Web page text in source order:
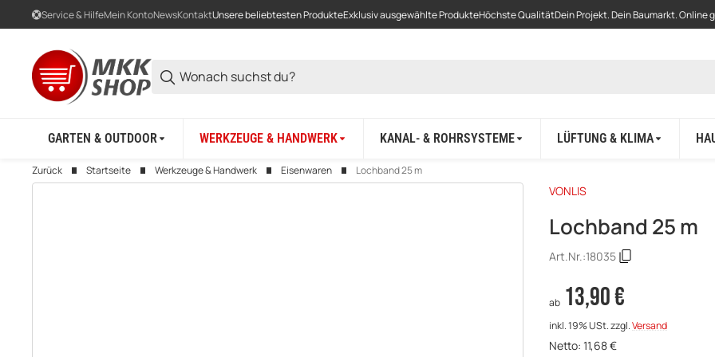
Service & HilfeMein KontoNewsKontaktUnsere beliebtesten ProdukteExklusiv ausgewählte ProdukteHöchste QualitätDein Projekt. Dein Baumarkt. Online
GARTEN & OUTDOOR WERKZEUGE & HANDWERK KANAL- & ROHRSYSTEME LÜFTUNG & KLIMA
Zurück Startseite Werkzeuge & Handwerk Eisenwaren Lochband 25 m
VONLIS
Lochband 25 m
Art.Nr.:18035
ab 13,90 €
inkl. 19% USt.zzgl.Versand
Netto: 11,68€